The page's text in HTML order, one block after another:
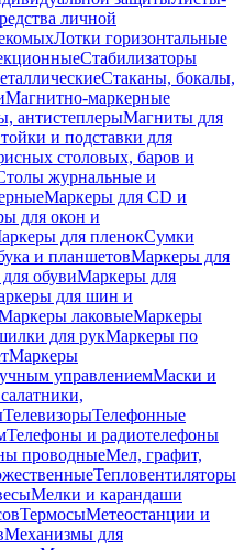
личной
Лотки горизонтальные
Стабилизаторы
Стаканы, бокалы,
Магнитно-маркерные
антистеплерыМагниты для
и подставки для
столовых, баров и
журнальные и
Маркеры для CD и
для окон и
для пленокСумки
и планшетовМаркеры для
обувиМаркеры для
для шин и
лаковыеМаркеры
для рукМаркеры по
Маркеры
управлениемМаски и
ТелевизорыТелефонные
Телефоны и радиотелефоны
проводныеМел, графит,
Тепловентиляторы
Мелки и карандаши
ТермосыМетеостанции и
Механизмы для